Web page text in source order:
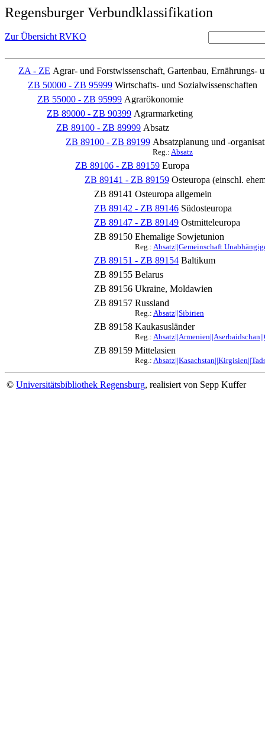
Regensburger Verbundklassifikation
Zur Übersicht RVKO
ZA - ZE Agrar- und Forstwissenschaft, Gartenbau, Ernährungs-
ZB 50000 - ZB 95999 Wirtschafts- und Sozialwissenschaften
ZB 55000 - ZB 95999 Agrarökonomie
ZB 89000 - ZB 90399 Agrarmarketing
ZB 89100 - ZB 89999 Absatz
ZB 89100 - ZB 89199 Absatzplanung und -
Reg.: Absatz
ZB 89106 - ZB 89159 Europa
ZB 89141 - ZB 89159 Osteuropa (einschl.
ZB 89141 Osteuropa allgemein
ZB 89142 - ZB 89146 Südosteuropa
ZB 89147 - ZB 89149 Ostmitteleuropa
ZB 89150 Ehemalige Sowjetunion
Reg.: Absatz||Gemeinschaft
ZB 89151 - ZB 89154 Baltikum
ZB 89155 Belarus
ZB 89156 Ukraine, Moldawien
ZB 89157 Russland
Reg.: Absatz||Sibirien
ZB 89158 Kaukasusländer
Reg.:
ZB 89159 Mittelasien
Reg.:
© Universitätsbibliothek Regensburg, realisiert von Sepp Kuffer